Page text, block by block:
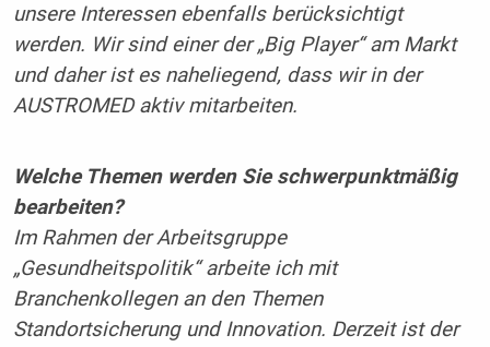
unsere Interessen ebenfalls berücksichtigt
werden. Wir sind einer der „Big Player“ am Markt
und daher ist es naheliegend, dass wir in der
AUSTROMED aktiv mitarbeiten.
Welche Themen werden Sie schwerpunktmäßig
bearbeiten?
Im Rahmen der Arbeitsgruppe
„Gesundheitspolitik“ arbeite ich mit
Branchenkollegen an den Themen
Standortsicherung und Innovation. Derzeit ist der